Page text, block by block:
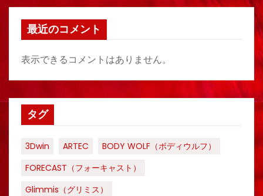
最近のコメント
表示できるコメントはありません。
タグ
3Dwin ARTEC
BODY WOLF（ボディウルフ）
FORECAST（フォーキャスト）
Glimmis（グリミス）